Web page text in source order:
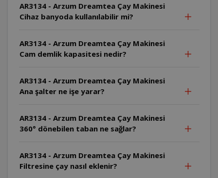
AR3134 - Arzum Dreamtea Çay Makinesi
Cihaz banyoda kullanılabilir mi?
AR3134 - Arzum Dreamtea Çay Makinesi
Cam demlik kapasitesi nedir?
AR3134 - Arzum Dreamtea Çay Makinesi
Ana şalter ne işe yarar?
AR3134 - Arzum Dreamtea Çay Makinesi
360° dönebilen taban ne sağlar?
AR3134 - Arzum Dreamtea Çay Makinesi
Filtresine çay nasıl eklenir?